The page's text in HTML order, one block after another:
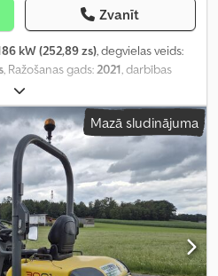
Zvanīt
kW (252,89 zs), degvielas veids:
, Ražošanas gads:2021, darbības
Mazā sludinājuma